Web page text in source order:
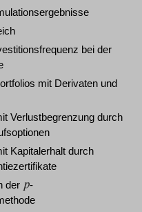
bei der
mit Derivaten und
Verlustbegrenzung durch
Kapitalerhalt durch
der
-